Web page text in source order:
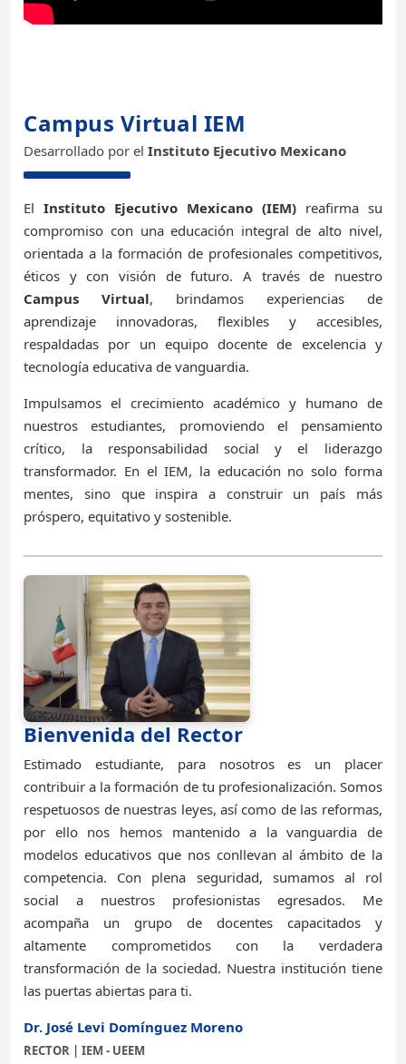
Campus Virtual IEM
Desarrollado por elInstituto Ejecutivo Mexicano
ElInstituto Ejecutivo Mexicano (IEM)reafirma su
compromiso con una educación integral de alto nivel,
orientada a la formación de profesionales competitivos,
éticos y con visión de futuro. A través de nuestro
Campus Virtual, brindamos experiencias de
aprendizaje innovadoras, flexibles y accesibles,
respaldadas por un equipo docente de excelencia y
tecnología educativa de vanguardia.
Impulsamos el crecimiento académico y humano de
nuestros estudiantes, promoviendo el pensamiento
crítico, la responsabilidad social y el liderazgo
transformador. En el IEM, la educación no solo forma
mentes, sino que inspira a construir un país más
próspero, equitativo y sostenible.
Bienvenida del Rector
Estimado estudiante, para nosotros es un placer
contribuir a la formación de tu profesionalización. Somos
respetuosos de nuestras leyes, así como de las reformas,
por ello nos hemos mantenido a la vanguardia de
modelos educativos que nos conllevan al ámbito de la
competencia. Con plena seguridad, sumamos al rol
social a nuestros profesionistas egresados. Me
acompaña un grupo de docentes capacitados y
altamente comprometidos con la verdadera
transformación de la sociedad. Nuestra institución tiene
las puertas abiertas para ti.
Dr. José Levi Domínguez Moreno
RECTOR | IEM - UEEM